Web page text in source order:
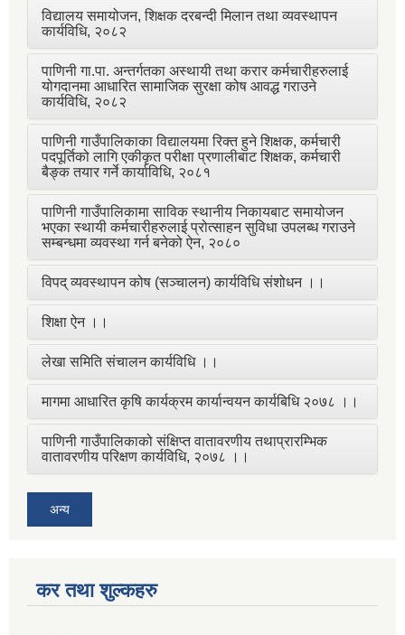
विद्यालय समायोजन, शिक्षक दरबन्दी मिलान तथा व्यवस्थापन
कार्यविधि, २०८२
पाणिनी गा.पा. अन्तर्गतका अस्थायी तथा करार कर्मचारीहरुलाई
योगदानमा आधारित सामाजिक सुरक्षा कोष आवद्ध गराउने
कार्यविधि, २०८२
पाणिनी गाउँपालिकाका विद्यालयमा रिक्त हुने शिक्षक, कर्मचारी
पदपूर्तिको लागि एकीकृत परीक्षा प्रणालीबाट शिक्षक, कर्मचारी
बैङ्क तयार गर्ने कार्याविधि, २०८१
पाणिनी गाउँपालिकामा साविक स्थानीय निकायबाट समायोजन
भएका स्थायी कर्मचारीहरुलाई प्रोत्साहन सुविधा उपलब्ध गराउने
सम्बन्धमा व्यवस्था गर्न बनेको ऐन, २०८०
विपद् व्यवस्थापन कोष (सञ्चालन) कार्यविधि संशोधन ।।
शिक्षा ऐन ।।
लेखा समिति संचालन कार्यविधि ।।
मागमा आधारित कृषि कार्यक्रम कार्यान्वयन कार्यबिधि २०७८ ।।
पाणिनी गाउँपालिकाको संक्षिप्त वातावरणीय तथाप्रारम्भिक
वातावरणीय परिक्षण कार्यविधि, २०७८ ।।
अन्य
कर तथा शुल्कहरु